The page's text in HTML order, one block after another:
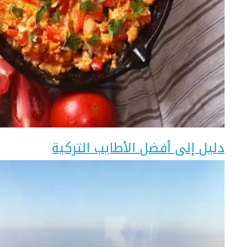
دليل إلى أفضل الأطايب التركية